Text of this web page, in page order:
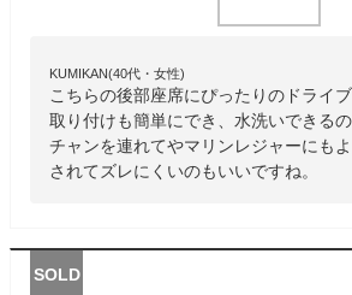
KUMIKAN(40代・女性)
こちらの後部座席にぴったりのドライブ
取り付けも簡単にでき、水洗いできる
チャンを連れてやマリンレジャーにも
されてズレにくいのもいいですね。
SOLD